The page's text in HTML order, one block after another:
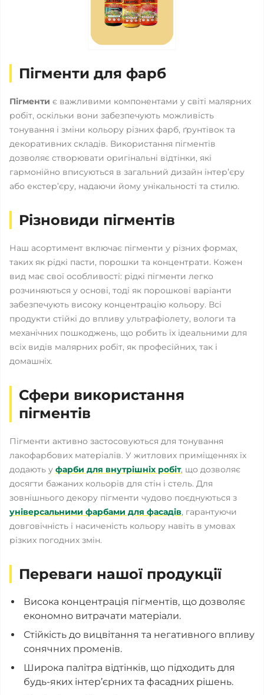
Пігменти для фарб
Пігменти є важливими компонентами у світі малярних
робіт, оскільки вони забезпечують можливість
тонування і зміни кольору різних фарб, ґрунтівок та
декоративних складів. Використання пігментів
дозволяє створювати оригінальні відтінки, які
гармонійно вписуються в загальний дизайн інтер’єру
або екстер’єру, надаючи йому унікальності та стилю.
Різновиди пігментів
Наш асортимент включає пігменти у різних формах,
таких як рідкі пасти, порошки та концентрати. Кожен
вид має свої особливості: рідкі пігменти легко
розчиняються у основі, тоді як порошкові варіанти
забезпечують високу концентрацію кольору. Всі
продукти стійкі до впливу ультрафіолету, вологи та
механічних пошкоджень, що робить їх ідеальними для
всіх видів малярних робіт, як професійних, так і
домашніх.
Сфери використання
пігментів
Пігменти активно застосовуються для тонування
лакофарбових матеріалів. У житлових приміщеннях їх
додають у фарби для внутрішніх робіт, що дозволяє
досягти бажаних кольорів для стін і стель. Для
зовнішнього декору пігменти чудово поєднуються з
універсальними фарбами для фасадів, гарантуючи
довговічність і насиченість кольору навіть в умовах
різких погодних змін.
Переваги нашої продукції
Висока концентрація пігментів, що дозволяє
економно витрачати матеріали.
Стійкість до вицвітання та негативного впливу
сонячних променів.
Широка палітра відтінків, що підходить для
будь-яких інтер’єрних та фасадних рішень.